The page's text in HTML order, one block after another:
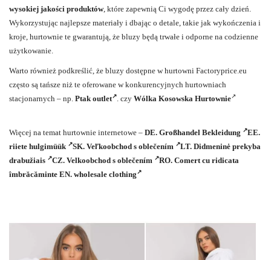
wysokiej jakości produktów, które zapewnią Ci wygodę przez cały dzień.
Wykorzystując najlepsze materiały i dbając o detale, takie jak wykończenia i
kroje, hurtownie te gwarantują, że bluzy będą trwałe i odporne na codzienne
użytkowanie.
Warto również podkreślić, że bluzy dostępne w hurtowni Factoryprice.eu
często są tańsze niż te oferowane w konkurencyjnych hurtowniach
stacjonarnych – np. Ptak outlet . czy Wólka Kosowska Hurtownie
Więcej na temat hurtownie internetowe – DE. Großhandel Bekleidung
EE.
riiete hulgimüük
SK. Veľkoobchod s oblečením LT. Didmeninė prekyba
drabužiais
CZ. Velkoobchod s oblečením RO. Comert cu ridicata
îmbrăcăminte EN. wholesale clothing